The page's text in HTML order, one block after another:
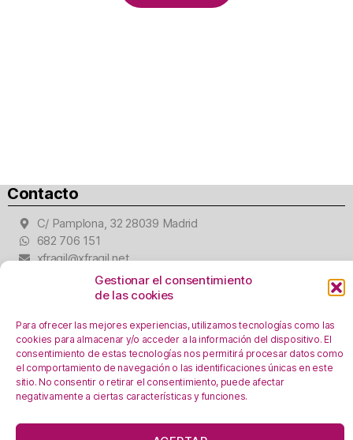
Gestionar el consentimiento
de las cookies
Para ofrecer las mejores experiencias, utilizamos tecnologías como las
cookies para almacenar y/o acceder a la información del dispositivo. El
consentimiento de estas tecnologías nos permitirá procesar datos como
el comportamiento de navegación o las identificaciones únicas en este
sitio. No consentir o retirar el consentimiento, puede afectar
negativamente a ciertas características y funciones.
Contacto
C/ Pamplona, 32 28039 Madrid
682 706 151
xfragil@xfragil.net
Nos puedes encontrar
Aviso Legal
Registro Actividades como responsables del